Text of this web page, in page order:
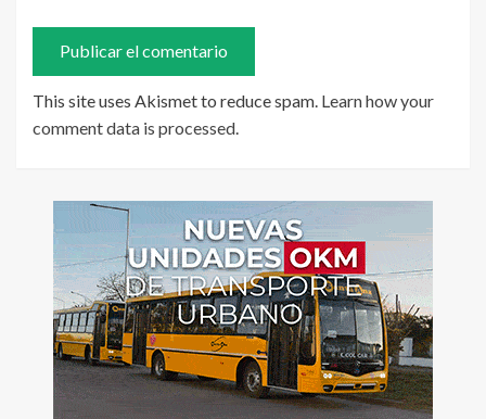
This site uses Akismet to reduce spam. Learn how your
comment data is processed